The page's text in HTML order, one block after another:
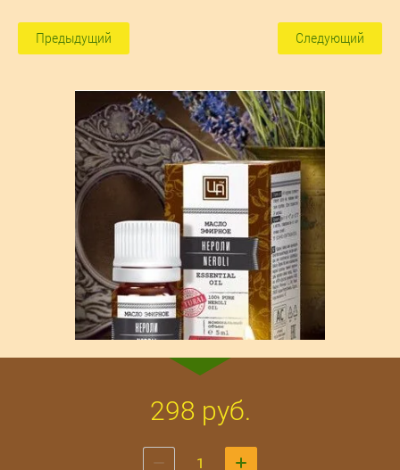
Предыдущий Следующий
298 руб.